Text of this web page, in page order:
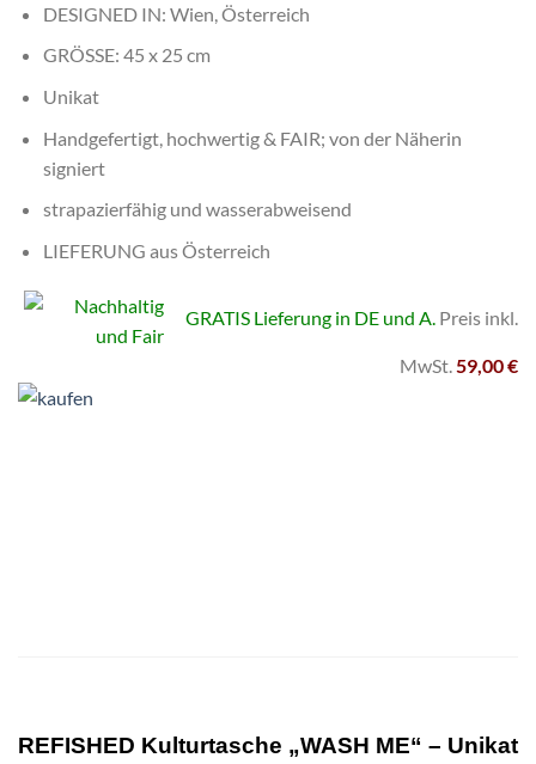
DESIGNED IN: Wien, Österreich
GRÖSSE: 45 x 25 cm
Unikat
Handgefertigt, hochwertig & FAIR; von der Näherin
signiert
strapazierfähig und wasserabweisend
LIEFERUNG ausÖsterreich
GRATIS Lieferung in DE und A. Preis inkl.
MwSt. 59,00 €
REFISHED Kulturtasche „WASH ME“ – Unikat